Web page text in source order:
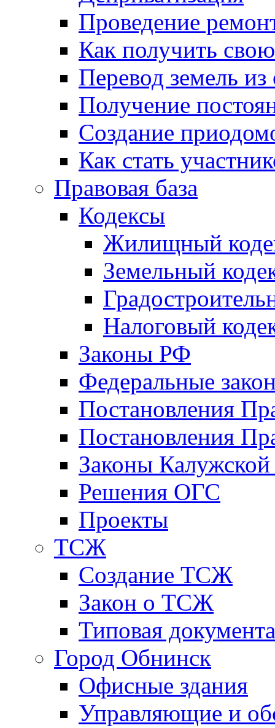
Проведение
Как получить
Перевод земель
Получение
Создание
Как стать
Правовая база
Кодексы
Жилищный
Земельный
Налоговый
Законы РФ
Федеральные
Постановления
Постановления
Законы Калужской
Решения ОГС
Проекты
ТСЖ
Создание ТСЖ
Закон о ТСЖ
Типовая
Город Обнинск
Офисные здания
Управляющие и